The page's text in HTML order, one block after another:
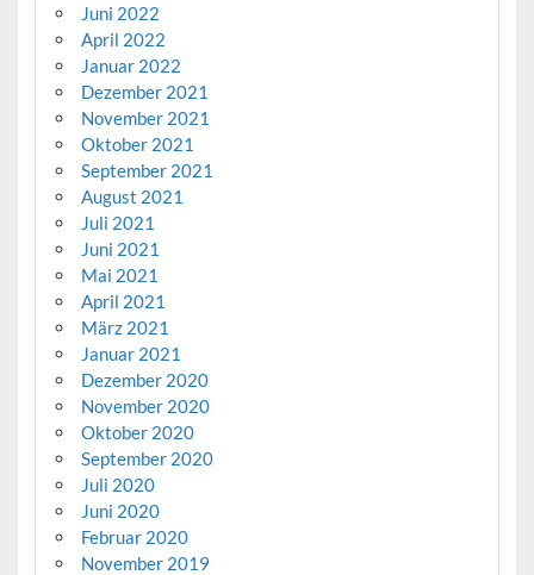
Juni 2022
April 2022
Januar 2022
Dezember 2021
November 2021
Oktober 2021
September 2021
August 2021
Juli 2021
Juni 2021
Mai 2021
April 2021
März 2021
Januar 2021
Dezember 2020
November 2020
Oktober 2020
September 2020
Juli 2020
Juni 2020
Februar 2020
November 2019